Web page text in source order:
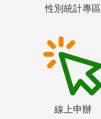
性別統計專區
線上申辦